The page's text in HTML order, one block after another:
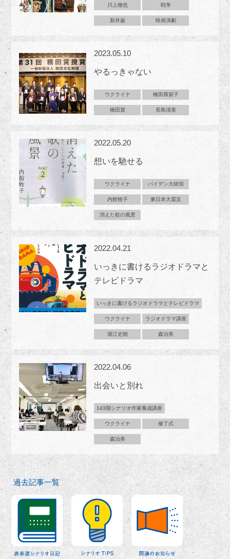
川上徹也 戦争
新井巌 映画演劇
2023.05.10
やるっきゃない
ウクライナ 橋田壽賀子
橋田賞 長島清美
2022.05.20
想いを馳せる
ウクライナ バイデン大統領
内館牧子 東日本大震災
消えた歌の風景
2022.04.21
いっきに書けるラジオドラマと
テレビドラマ
いっきに書けるラジオドラマとテレビドラマ
ウクライナ ラジオドラマ講座
堀江史朗 森治美
2022.04.06
出会いと別れ
143期シナリオ作家養成講座
ウクライナ 修了式
森治美
過去記事一覧